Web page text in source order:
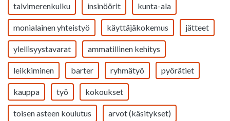
talvimerenkulku insinöörit kunta-ala
monialainen yhteistyö käyttäjäkokemus jätteet
ylellisyystavarat ammatillinen kehitys
leikkiminen barter ryhmätyö pyörätiet
kauppa työ kokoukset
toisen asteen koulutus arvot (käsitykset)